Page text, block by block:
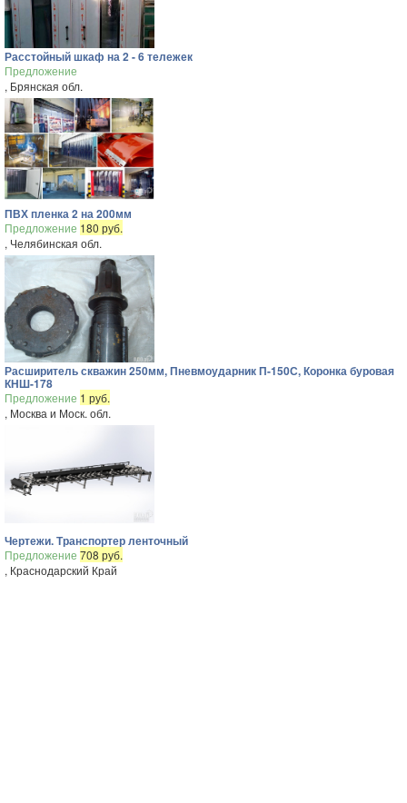
Расстойный шкаф на 2 - 6 тележек
Предложение
, Брянская обл.
ПВХ пленка 2 на 200мм
Предложение 180 руб.
, Челябинская обл.
Расширитель скважин 250мм, Пневмоударник П-150С, Коронка буровая
КНШ-178
Предложение 1 руб.
, Москва и Моск. обл.
Чертежи. Транспортер ленточный
Предложение 708 руб.
, Краснодарский Край